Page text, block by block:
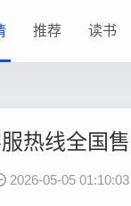
推荐 读书
热线全国
2026-05-05 01:10:03